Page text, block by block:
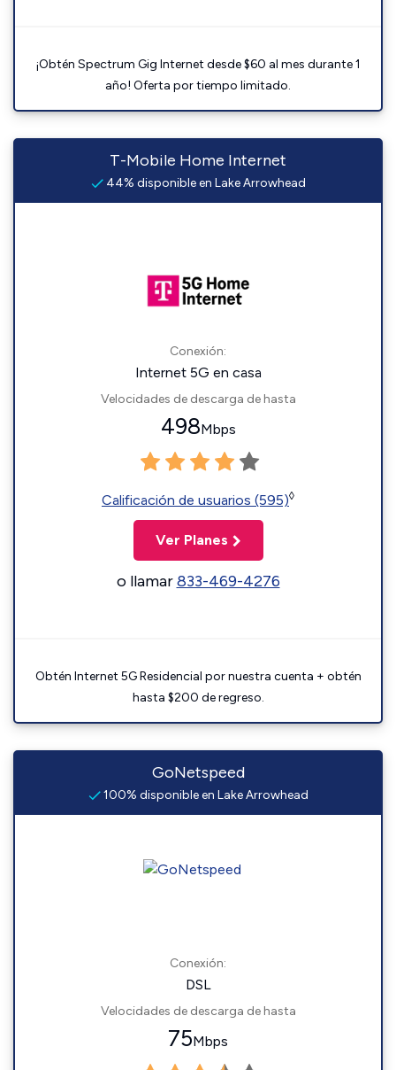
¡Obtén Spectrum Gig Internet desde $60 al mes durante 1
año! Oferta por tiempo limitado.
T-Mobile Home Internet
44% disponible en Lake Arrowhead
Conexión:
Internet 5G en casa
Velocidades de descarga de hasta
498Mbps
Calificación de usuarios (595)◊
Ver Planes
o llamar833-469-4276
Obtén Internet 5G Residencial por nuestra cuenta + obtén
hasta $200 de regreso.
GoNetspeed
100% disponible en Lake Arrowhead
Conexión:
DSL
Velocidades de descarga de hasta
75Mbps